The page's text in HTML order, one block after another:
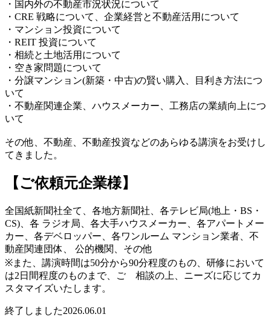
・国内外の不動産市況状況について
・CRE 戦略について、企業経営と不動産活用について
・マンション投資について
・REIT 投資について
・相続と土地活用について
・空き家問題について
・分譲マンション(新築・中古)の賢い購入、目利き方法につ
いて
・不動産関連企業、ハウスメーカー、工務店の業績向上につ
いて
その他、不動産、不動産投資などのあらゆる講演をお受けし
てきました。
【ご依頼元企業様】
全国紙新聞社全て、各地方新聞社、各テレビ局(地上・BS・
CS)、各 ラジオ局、各大手ハウスメーカー、各アパートメー
カー、各デベロッパー、各ワンルーム マンション業者、不
動産関連団体、 公的機関、その他
※また、講演時間は50分から90分程度のもの、研修において
は2日間程度のものまで、ご゙相談の上、ニーズに応じてカ
スタマイズいたします。
終了しました2026.06.01